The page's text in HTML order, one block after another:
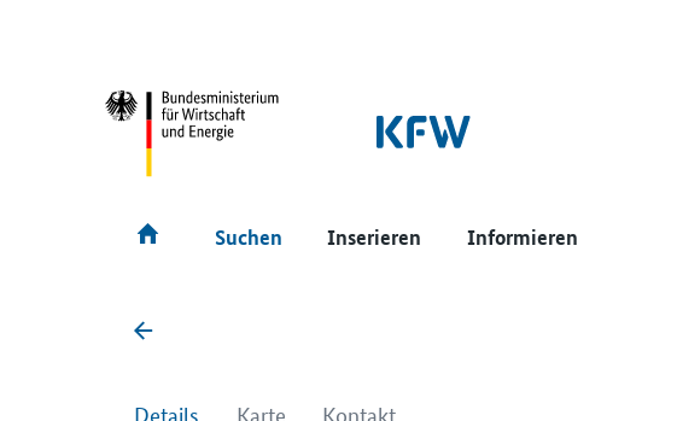
Suchen Inserieren Informieren
Details Karte Kontakt